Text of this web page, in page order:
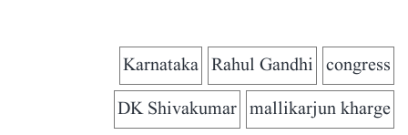
congress
Rahul Gandhi
Karnataka
mallikarjun kharge
DK Shivakumar